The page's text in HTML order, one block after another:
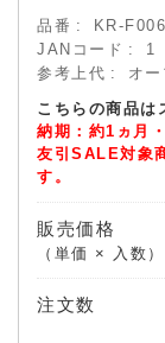
品番
KR-
JANコード
1
参考上代
オー
こちらの商品は
納期：約1ヵ月
友引SALE対象
す。
販売価格
（単価 × 入数）
注文数